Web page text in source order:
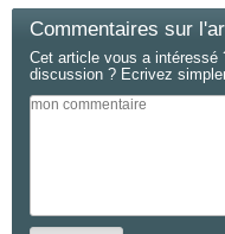
Commentaires sur
Cet article vous a intéressé
discussion ? Ecrivez